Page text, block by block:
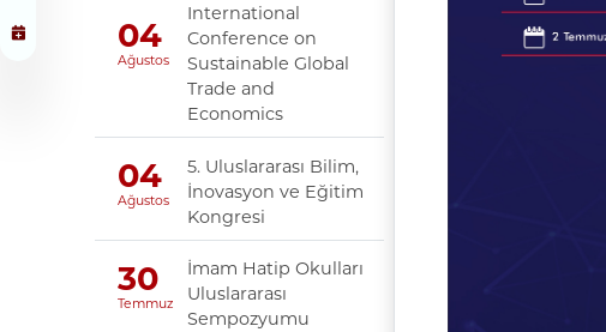
04
Ağustos
International
Conference on
Sustainable Global
Trade and
Economics
04
Ağustos
5. Uluslararası Bilim,
İnovasyon ve Eğitim
Kongresi
30
Temmuz
İmam Hatip Okulları
Uluslararası
Sempozyumu